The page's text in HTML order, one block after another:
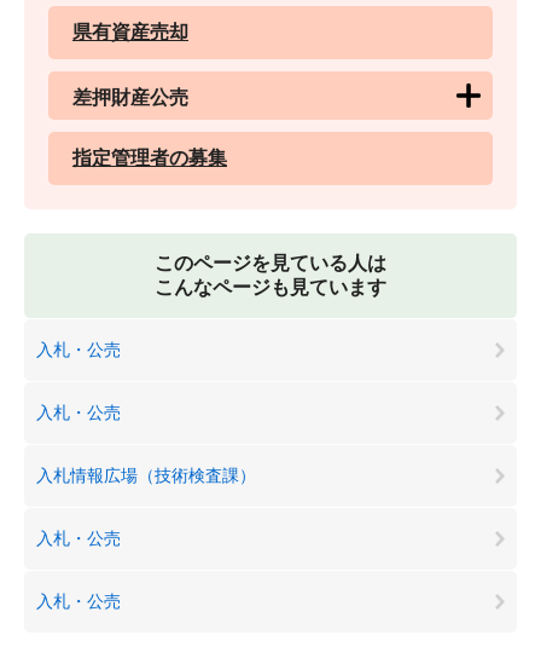
県有資産売却
差押財産公売
指定管理者の募集
このページを見ている人は
こんなページも見ています
入札・公売
入札・公売
入札情報広場（技術検査課）
入札・公売
入札・公売